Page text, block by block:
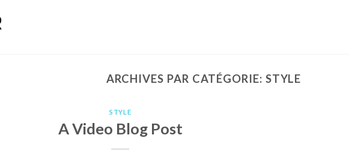
ARCHIVES PAR CATÉGORIE: STYLE
STYLE
A Video Blog Post